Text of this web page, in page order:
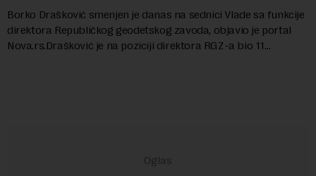
Borko Drašković smenjen je danas na sednici Vlade sa funkcije
direktora Republičkog geodetskog zavoda, objavio je portal
Nova.rs.Drašković je na poziciji direktora RGZ-a bio 11